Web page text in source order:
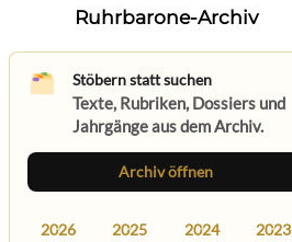
Ruhrbarone-Archiv
Stöbern statt suchen
Texte, Rubriken, Dossiers und
Jahrgänge aus dem Archiv.
Archiv öffnen
2026 2025 2024 2023